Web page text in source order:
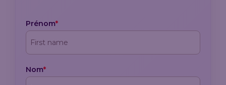
Prénom*
Nom*